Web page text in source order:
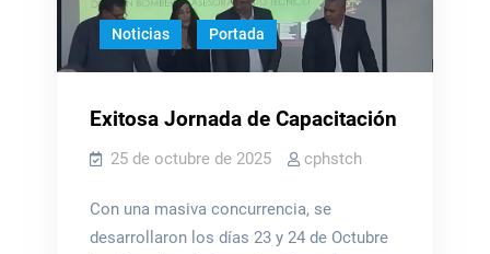
Noticias Portada
Exitosa Jornada de Capacitación
25 de octubre de 2025 cphstch
Con una masiva concurrencia, se
desarrollaron los días 23 y 24 de Octubre